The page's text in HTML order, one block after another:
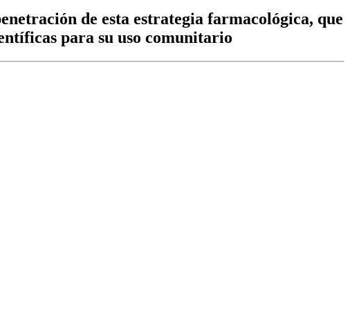
de esta estrategia farmacológica, que
para su uso comunitario